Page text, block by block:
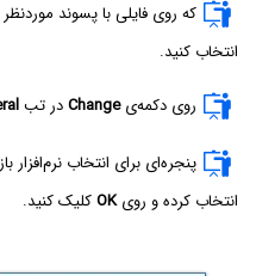
که روی فایلی با پسوند
انتخاب کنید.
روی دکمه‌یChangeدر تب
پنجره‌ای برای انتخاب نرم‌افزار
انتخاب کرده و رویOKکلیک کنید.